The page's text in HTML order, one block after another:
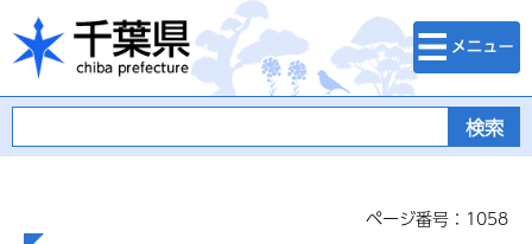
千葉県
検索・メニュ
ー
ページ番号：1058